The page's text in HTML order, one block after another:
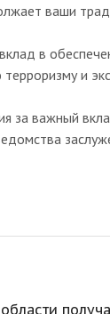
ваши
в
и
за важный